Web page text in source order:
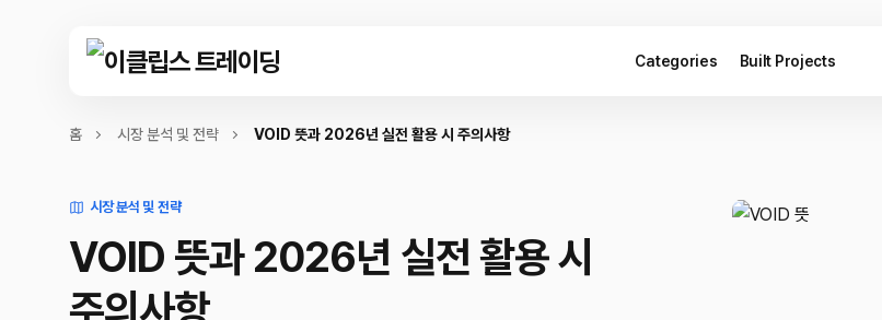
Categories Built Projects
홈 시장 분석 및 전략 VOID 뜻과 2026년 실전 활용 시 주의사항
시장 분석 및 전략
VOID 뜻과 2026년 실전 활용 시
주의사항